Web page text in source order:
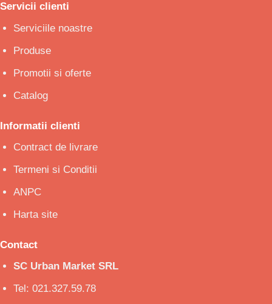
Servicii clienti
Serviciile noastre
Produse
Promotii si oferte
Catalog
Informatii clienti
Contract de livrare
Termeni si Conditii
ANPC
Harta site
Contact
SC Urban Market SRL
Tel: 021.327.59.78